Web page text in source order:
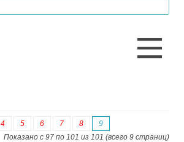
4 5 6 7 8
9
Показано с 97 по 101 из 101 (всего 9 страниц)